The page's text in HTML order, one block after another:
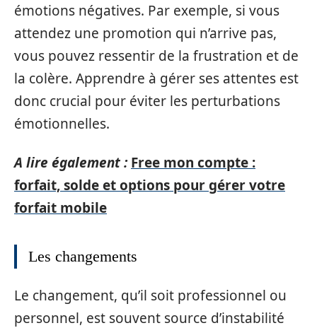
émotions négatives. Par exemple, si vous
attendez une promotion qui n’arrive pas,
vous pouvez ressentir de la frustration et de
la colère. Apprendre à gérer ses attentes est
donc crucial pour éviter les perturbations
émotionnelles.
A lire également : Free mon compte :
forfait, solde et options pour gérer votre
forfait mobile
Les changements
Le changement, qu’il soit professionnel ou
personnel, est souvent source d’instabilité